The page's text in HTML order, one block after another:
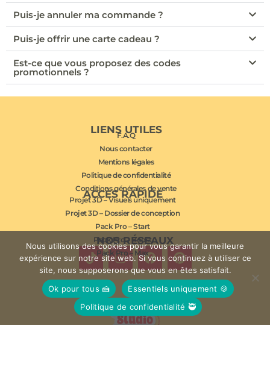
Puis-je annuler ma commande ?
Puis-je offrir une carte cadeau ?
Est-ce que vous proposez des codes
promotionnels ?
NOS RÉSEAUX
ACCÈS RAPIDE
Projet 3D – Visuels uniquement
Projet 3D – Dossier de conception
Pack Pro – Start
Pack Pro – Boost
Pack Pro – Max
LIENS UTILES
F.A.Q
Nous contacter
Mentions légales
Politique de confidentialité
Conditions générales de vente
Nous utilisons des cookies pour vous garantir la meilleure
expérience sur notre site web. Si vous continuez à utiliser ce
site, nous supposerons que vous en êtes satisfait.
Ok pour tous 🍰
Essentiels uniquement 🍪
Politique de confidentialité 🥷